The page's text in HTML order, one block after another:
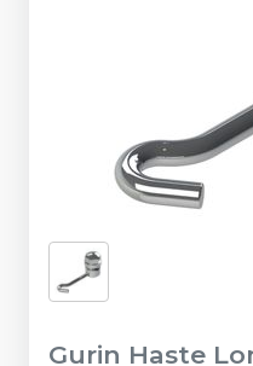
Gurin Haste